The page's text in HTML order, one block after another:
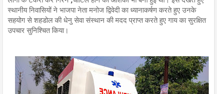
स्थानीय निवासियों ने भाजपा नेता मनोज द्विवेदी का ध्यानाकर्षण करते हुए उनके
सहयोग से शहडोल की धेनु सेवा संस्थान की मदद प्राप्त करते हुए गाय का सुरक्षित
उपचार सुनिश्चित किया।